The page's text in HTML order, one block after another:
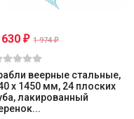
630₽ 1 974₽
веерные стальные,
х 1450 мм, 24 плоских
лакированный